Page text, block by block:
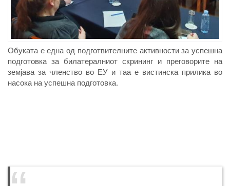
Обуката е една од подготвителните активности за успешна
подготовка за билатералниот скрининг и преговорите на
земјава за членство во ЕУ и таа е вистинска прилика во
насока на успешна подготовка.